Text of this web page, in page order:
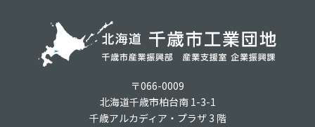
〒066-0009
北海道千歳市柏台南 1-3-1
千歳アルカディア・プラザ 3 階